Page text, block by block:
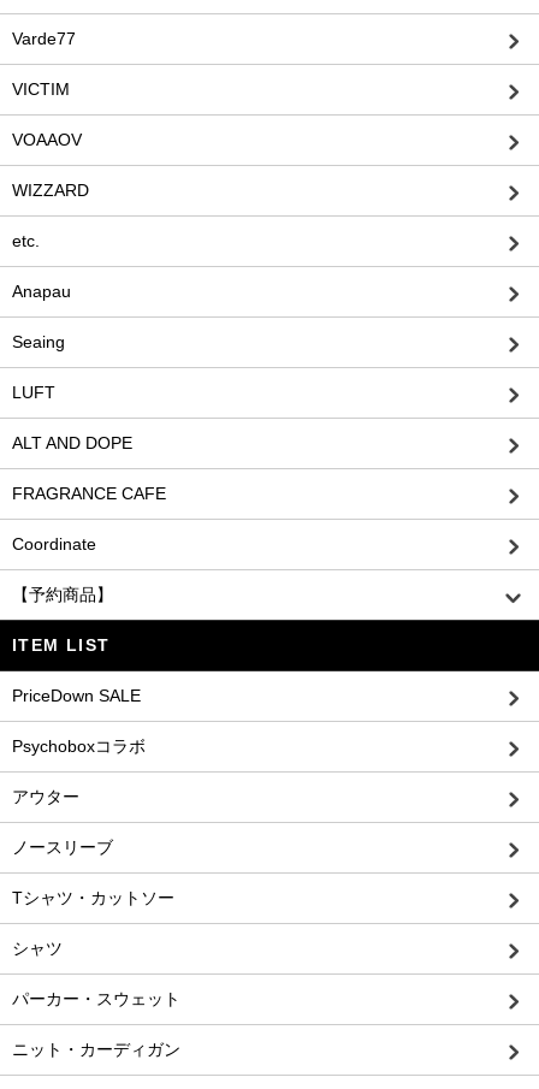
Varde77
VICTIM
VOAAOV
WIZZARD
etc.
Anapau
Seaing
LUFT
ALT AND DOPE
FRAGRANCE CAFE
Coordinate
【予約商品】
ITEM LIST
PriceDown SALE
Psychoboxコラボ
アウター
ノースリーブ
Tシャツ・カットソー
シャツ
パーカー・スウェット
ニット・カーディガン